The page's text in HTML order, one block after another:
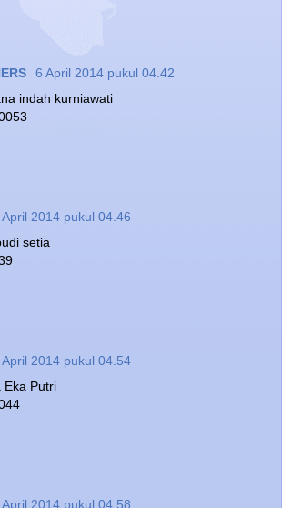
6 April 2014 pukul 04.42
indah kurniawati
April 2014 pukul 04.46
setia
April 2014 pukul 04.54
Eka Putri
April 2014 pukul 04.58